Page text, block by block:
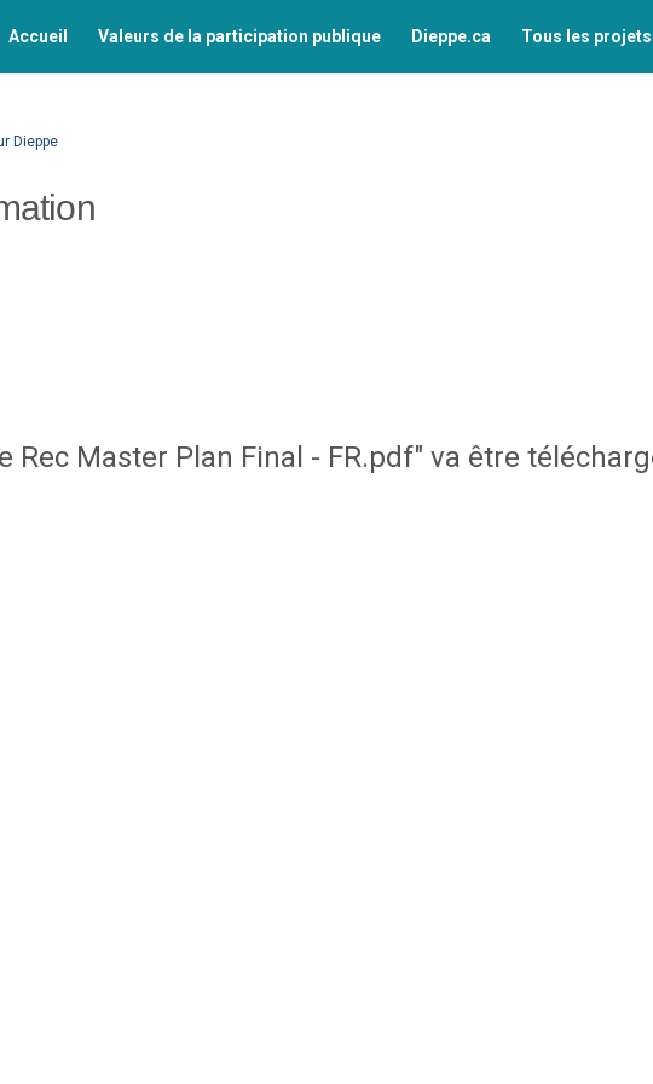
Accueil Valeurs de la participation publique Dieppe.ca Tous les projets
Dieppe
Rec Master Plan Final - FR.pdf" va être